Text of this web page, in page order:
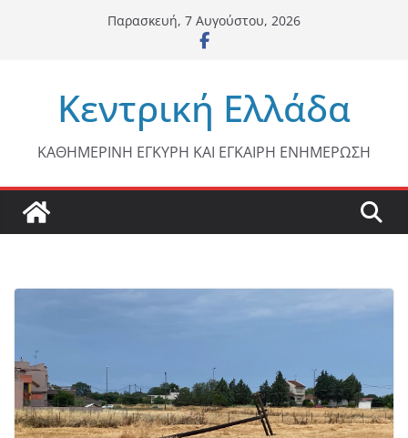
Παρασκευή, 7 Αυγούστου, 2026
Κεντρική Ελλάδα
ΚΑΘΗΜΕΡΙΝΗ ΕΓΚΥΡΗ ΚΑΙ ΕΓΚΑΙΡΗ ΕΝΗΜΕΡΩΣΗ